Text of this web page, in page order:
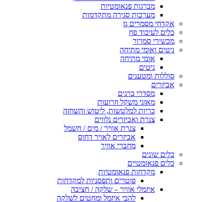
מברגות פנאומטיות
מערכות סגירה מתקדמות
אקדחי מסמרים גז
כלים לעיבוד פח
מכשירי סמרור
ניטים ואומי מתיחה
אומי מתיחה
ניטים
סוללות ומטענים
אביזרים
מסדרי ברגים
מאזני משקל וזרועות
כריות למלטשות, ליטוש והשחזה
צנרת ואביזרים נלווים
צנרת אוויר / מים / חשמל
אביזרים לאויר דחוס
מחברי אוויר
כלים שונים
כלים פנאומטיים
מקדחות פנאומטיות
פוטרים ותפסניות למקדחות
איזמלי אוויר – שלקה / חציבה
להבי איזמל ומחטים לשלקה